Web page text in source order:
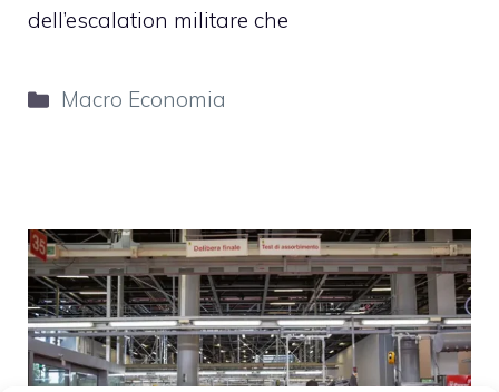
dell’escalation militare che
Categorie
Macro Economia